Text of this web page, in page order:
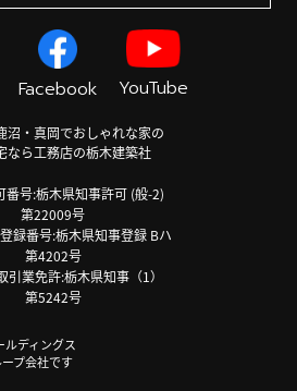
Facebook YouTube
沼・真岡でおしゃれな家の
なら工務店の栃木建築社
番号:栃木県知事許可 (般-2)
第22009号
録番号:栃木県知事登録 Bハ
第4202号
引業免許:栃木県知事（1）
第5242号
ディングス
プ会社です